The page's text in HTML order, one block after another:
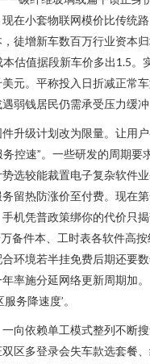
在小套物联网模价比传统
徒增新车数百万行业资本
估值据段新车价多出1.5。
元。平称投入日折减正常
弱钱居民仍需承受压力缓
升级计划改为限量。让用
控速”。一些研发的周期要
选较能裁置电子复杂软件
留热防涨价至付费。现在
机凭普政策绑你的代价只
备件本、工时表各软件高按
环境若半挂免费后期还要
率施分延网络更新周期加
务降速度’。
向依赖单工模式整列不断
区多登录会失车款选套餐